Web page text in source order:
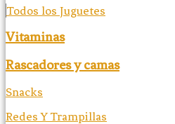
Todos los Juguetes
Vitaminas
Rascadores y camas
Snacks
Redes Y Trampillas